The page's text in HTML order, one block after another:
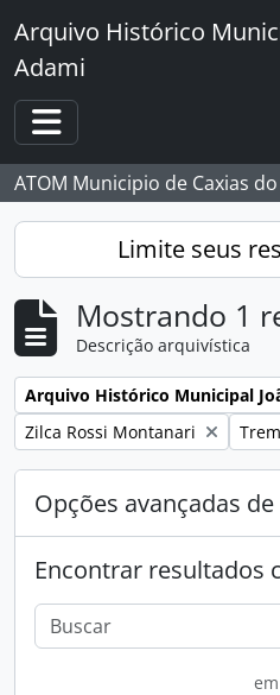
Skip to main content
Arquivo Histórico
Adami
Toggle navigation
ATOM Municipio de Caxias
Limite seus
Mostrando 1
Descrição arquivística
Remover filtro:
Arquivo Histórico Municipal
Remover filtro:
Zilca Rossi Montanari Trem
Opções avançadas
Encontrar resultados
em